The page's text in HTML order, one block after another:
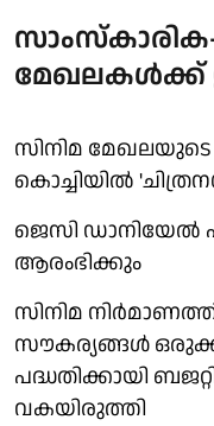
സിനിമ മേഖലയുടെ
കൊച്ചിയിൽ
ജെസി ഡാനിയേല്‍
ആരംഭിക്കും
സിനിമ
സൗകര്യങ്ങൾ
പദ്ധതിക്കായി
വകയിരുത്തി